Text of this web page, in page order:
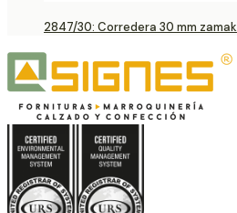
2847/30: Corredera 30 mm zamak